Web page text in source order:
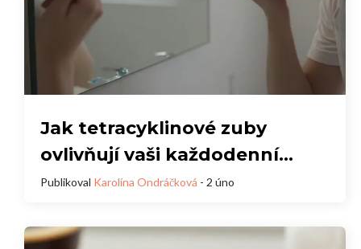
Jak tetracyklinové zuby
ovlivňují vaši každodenní
rutinu
Publikoval Karolína Ondráčková - 2 úno